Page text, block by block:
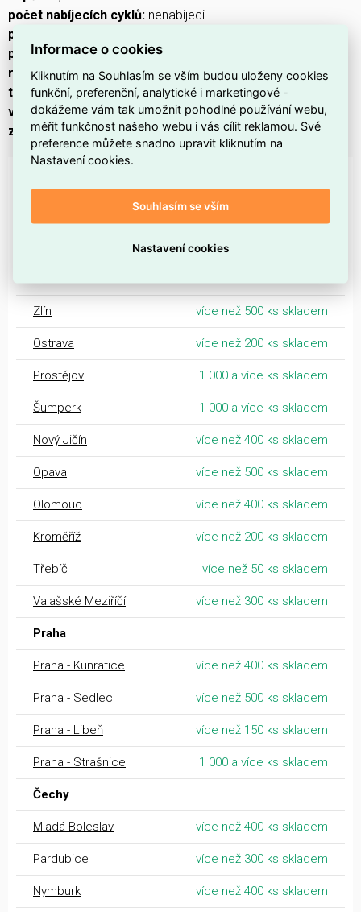
počet nabíjecích cyklů: nenabíjecí
prodejní obal:
provozní teplota:-18 °C až +50 °C
rozměr:14,5 × 50,5 mm
typ:LR6 (tužka, AA)
velikost baterie:AA
značka:GP
Dostupnost centrální sklady EMAS
Centrální sklad Ostrava
Zlín více než 500 ks skladem
Ostrava více než 200 ks skladem
Prostějov 1 000 a více ks skladem
Šumperk 1 000 a více ks skladem
Nový Jičín více než 400 ks skladem
Opava více než 500 ks skladem
Olomouc více než 400 ks skladem
Kroměříž více než 200 ks skladem
Třebíč více než 50 ks skladem
Valašské Meziříčí více než 300 ks skladem
Praha
Praha - Kunratice více než 400 ks skladem
Praha - Sedlec více než 500 ks skladem
Praha - Libeň více než 150 ks skladem
Praha - Strašnice 1 000 a více ks skladem
Čechy
Mladá Boleslav více než 400 ks skladem
Pardubice více než 300 ks skladem
Nymburk více než 400 ks skladem
Informace o cookies
Kliknutím na Souhlasím se vším budou uloženy cookies
funkční, preferenční, analytické i marketingové -
dokážeme vám tak umožnit pohodlné používání webu,
měřit funkčnost našeho webu i vás cílit reklamou. Své
preference můžete snadno upravit kliknutím na
Nastavení cookies.
Souhlasím se vším
Nastavení cookies